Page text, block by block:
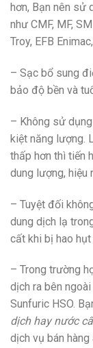
hơn, Bạn nên sử
như CMF, MF,
Troy, EFB
– Sạc bổ sung
bảo độ bền và
– Không sử
kiệt năng lượng.
thấp hơn thì tiến
dung lượng, hiệu
– Tuyệt đối
dung dịch lạ
cất khi bị hao hụt
– Trong trường
dịch ra bên
Sunfuric HSO.
dịch hay nước
dịch vụ bán